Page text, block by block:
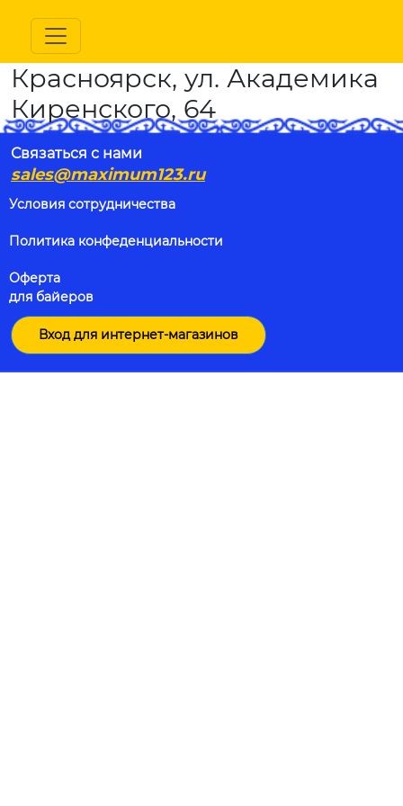
Красноярск, ул. Академика
Киренского, 64
Связаться с нами
sales@maximum123.ru
Условия сотрудничества
Политика конфеденциальности
Оферта
для байеров
Вход для интернет-магазинов